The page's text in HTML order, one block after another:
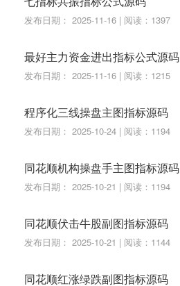
发布日期： 2025-11-16 | 阅读：1397
最好主力资金进出指标公式源码
发布日期： 2025-11-16 | 阅读：1215
程序化三线操盘主图指标源码
发布日期： 2025-10-24 | 阅读：1194
同花顺机构操盘手主图指标源码
发布日期： 2025-10-21 | 阅读：1194
同花顺伏击牛股副图指标源码
发布日期： 2025-10-21 | 阅读：1144
同花顺红涨绿跌副图指标源码